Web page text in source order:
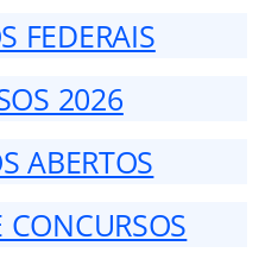
FEDERAIS
2026
ABERTOS
CONCURSOS